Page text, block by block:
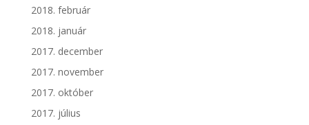
2018. február
2018. január
2017. december
2017. november
2017. október
2017. július